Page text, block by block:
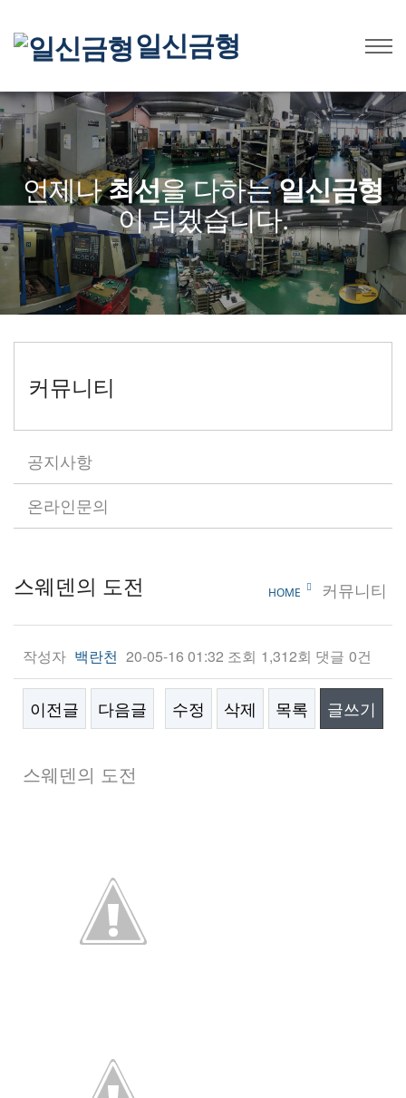
일신금형
언제나최선을 다하는일신금형
이 되겠습니다.
커뮤니티
공지사항
온라인문의
스웨덴의 도전 HOME 커뮤니티
작성자 백란천 20-05-16 01:32 조회 1,312회 댓글 0건
이전글 다음글 수정 삭제 목록 글쓰기
본문
스웨덴의 도전